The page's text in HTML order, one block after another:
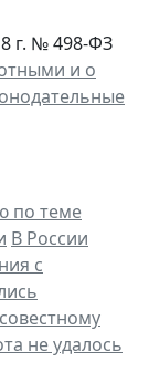
г. № 498-ФЗ
и о
по теме
В России
с
не удалось